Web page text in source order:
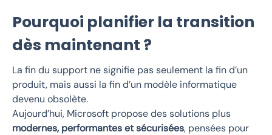
Pourquoi planifier la transition
dès maintenant ?
La fin du support ne signifie pas seulement la fin d’un
produit, mais aussi la fin d’un modèle informatique
devenu obsolète.
Aujourd’hui, Microsoft propose des solutions plus
modernes, performantes et sécurisées, pensées pour